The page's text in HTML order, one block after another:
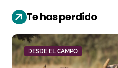
Te has perdido
DESDE EL CAMPO